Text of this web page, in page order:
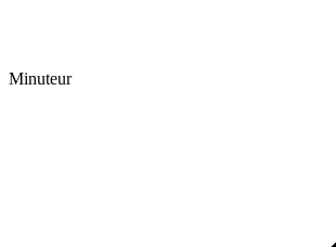
Minuteur